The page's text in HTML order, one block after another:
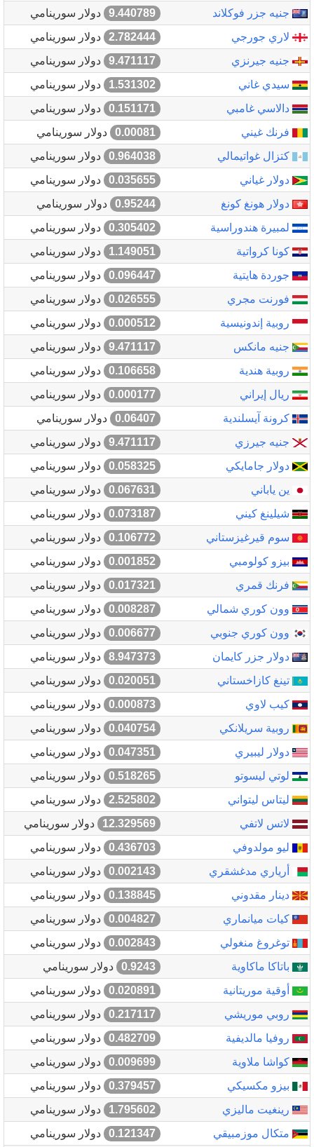
جنيه جزر فوكلاند 9.440789
دولار سورينامي
لاري جورجي
2.782444
دولار سورينامي
جنيه جيرنزي
9.471117
دولار سورينامي
سيدي غاني
1.531302
دولار سورينامي
دالاسي غامبي
0.151171
دولار سورينامي
فرنك غيني
0.00081
دولار سورينامي
كتزال غواتيمالي
0.964038
دولار سورينامي
دولار غياني
0.035655
دولار سورينامي
دولار هونغ كونغ
0.95244
دولار سورينامي
لمبيرة هندوراسية
0.305402
دولار سورينامي
كونا كرواتية
1.149051
دولار سورينامي
جوردة هايتية
0.096447
دولار سورينامي
فورنت مجري
0.026555
دولار سورينامي
روبية إندونيسية
0.000512
دولار سورينامي
جنيه مانكس
9.471117
دولار سورينامي
روبية هندية
0.106658
دولار سورينامي
ريال إيراني
0.000177
دولار سورينامي
كرونة آيسلندية
0.06407
دولار سورينامي
جنيه جيرزي
9.471117
دولار سورينامي
دولار جامايكي
0.058325
دولار سورينامي
ين ياباني
0.067631
دولار سورينامي
شيلينغ كيني
0.073187
دولار سورينامي
سوم قيرغيزستاني
0.106772
دولار سورينامي
بيزو كولومبي
0.001852
دولار سورينامي
فرنك قمري
0.017321
دولار سورينامي
وون كوري شمالي
0.008287
دولار سورينامي
وون كوري جنوبي
0.006677
دولار سورينامي
دولار جزر كايمان
8.947373
دولار سورينامي
تينغ كازاخستاني
0.020051
دولار سورينامي
كيب لاوي
0.000873
دولار سورينامي
روبية سريلانكي
0.040754
دولار سورينامي
دولار ليبيري
0.047351
دولار سورينامي
لوتي ليسوتو
0.518265
دولار سورينامي
ليتاس ليتواني
2.525802
دولار سورينامي
لاتس لاتفي
12.329569
دولار سورينامي
ليو مولدوفي
0.436703
دولار سورينامي
أرياري مدغشقري
0.002143
دولار سورينامي
دينار مقدوني
0.138845
دولار سورينامي
كيات ميانماري
0.004827
دولار سورينامي
توغروغ منغولي
0.002843
دولار سورينامي
باتاكا ماكاوية
0.9243
دولار سورينامي
أوقية موريتانية
0.020891
دولار سورينامي
روبي موريشي
0.217117
دولار سورينامي
روفيا مالديفية
0.482709
دولار سورينامي
كواشا ملاوية
0.009699
دولار سورينامي
بيزو مكسيكي
0.379457
دولار سورينامي
رينغيت ماليزي
1.795602
دولار سورينامي
متكال موزمبيقي
0.121347
دولار سورينامي